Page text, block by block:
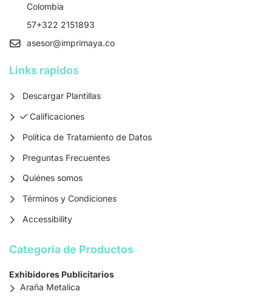
Colombia
57+322 2151893
asesor@imprimaya.co
Links rapidos
Descargar Plantillas
Calificaciones
Calificaciones
Política de Tratamiento de Datos
Preguntas Frecuentes
Quiénes somos
Términos y Condiciones
Accessibility
Categoria de Productos
Exhibidores Publicitarios
Araña Metalica